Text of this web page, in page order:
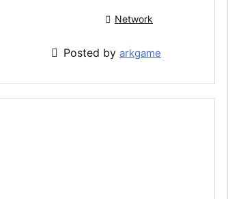
 Network
 Posted by arkgame